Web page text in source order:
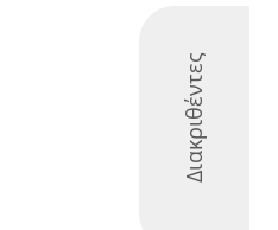
Διακριθέντες